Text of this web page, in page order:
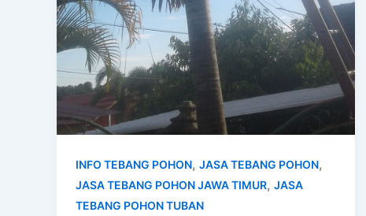
INFO TEBANG POHON, JASA TEBANG POHON,
JASA TEBANG POHON JAWA TIMUR, JASA
TEBANG POHON TUBAN